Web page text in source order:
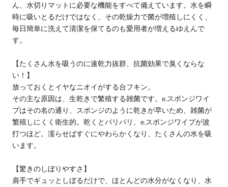
ん、水切りマットに必要な機能をすべて備えています。水を瞬
時に吸いとるだけではなく、その乾燥力で菌が増殖しにくく、
毎日簡単に洗えて清潔を保てるのも愛用者が増えるゆえんで
す。
【たくさん水を吸うのに速乾力抜群、抗菌効果で臭くならな
い！】
放っておくとイヤなニオイがする台フキン。
その主な原因は、生乾きで繁殖する雑菌です。e.スポンジワイ
プはその名の通り、スポンジのように乾きが早いため、雑菌が
繁殖しにくく衛生的。乾くとパリパリ、e.スポンジワイプが波
打つほど。濡らせばすぐにやわらかくなり、たくさんの水を吸
います。
【驚きのしぼりやすさ】
肩手でギュッとしぼるだけで、ほとんどの水分がなくなり、水